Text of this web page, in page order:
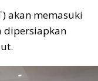
akan memasuki
dipersiapkan